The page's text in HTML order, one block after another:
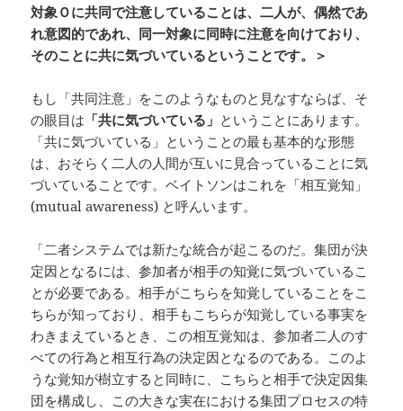
対象Ｏに共同で注意していることは、二人が、偶然であ
れ意図的であれ、同一対象に同時に注意を向けており、
そのことに共に気づいているということです。＞
もし「共同注意」をこのようなものと見なすならば、そ
の眼目は 「共に気づいている」 ということにあります。
「共に気づいている」ということの最も基本的な形態
は、おそらく二人の人間が互いに見合っていることに気
づいていることです。ベイトソンはこれを「相互覚知」
(mutual awareness) と呼んいます。
「二者システムでは新たな統合が起こるのだ。集団が決
定因となるには、参加者が相手の知覚に気づいているこ
とが必要である。相手がこちらを知覚していることをこ
ちらが知っており、相手もこちらが知覚している事実を
わきまえているとき、この相互覚知は、参加者二人のす
べての行為と相互行為の決定因となるのである。このよ
うな覚知が樹立すると同時に、こちらと相手で決定因集
団を構成し、この大きな実在における集団プロセスの特